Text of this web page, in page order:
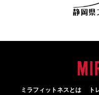
ミラフィットネスとは ト